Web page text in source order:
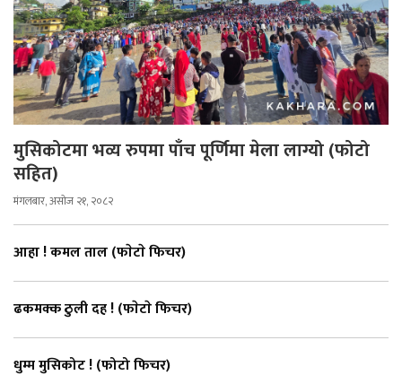
मुसिकोटमा भव्य रुपमा पाँच पूर्णिमा मेला लाग्यो (फोटो
सहित)
मंगलबार, असोज २१, २०८२
आहा ! कमल ताल (फाेटाे फिचर)
ढकमक्क ठुली दह ! (फाेटाे फिचर)
धुम्म मुसिकोट ! (फोटो फिचर)